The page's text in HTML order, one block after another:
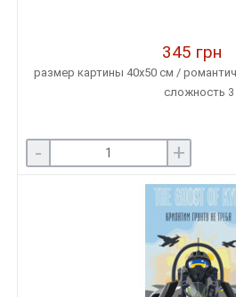
345 грн
размер картины 40х50 см /
сложность 3
- +